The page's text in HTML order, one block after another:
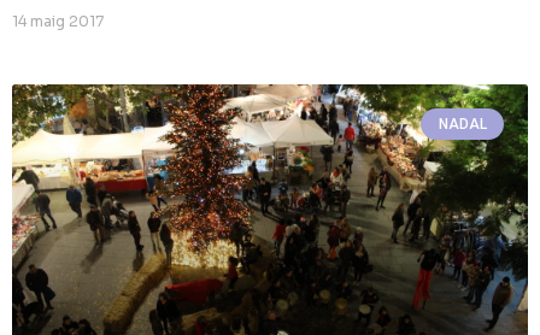
14 maig 2017
NADAL